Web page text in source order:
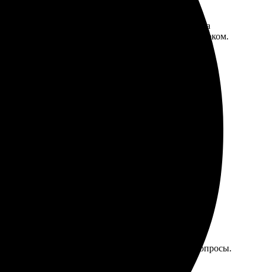
загрузила фотографии, всё интуитивно. Служба
цвета, четкость. Календарь стал отличным подарком.
глаза радуются. Оперативно ответили на все вопросы.